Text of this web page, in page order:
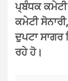
ਪ੍ਬੰਧਕ
ਕਮੇਟੀ
ਦੁਪਟਾ ਸਾਗਰ
ਰਹੇ ਹੋ।